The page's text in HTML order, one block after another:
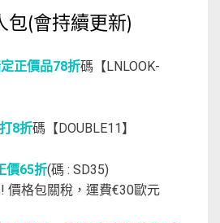
(會持續更新)
正價品78折碼【LNLOOK-
8折碼【DOUBLE11】
價65折(碼 : SD35)
價格包關稅，運費€30歐元